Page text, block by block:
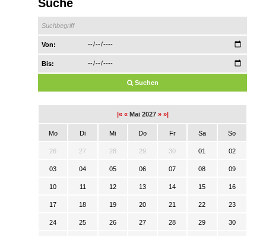
Suche
Von:
Bis:
Suchen
|« « Mai 2027 » »|
Mo Di Mi Do Fr Sa So
26 27 28 29 30 01 02
03 04 05 06 07 08 09
10 11 12 13 14 15 16
17 18 19 20 21 22 23
24 25 26 27 28 29 30